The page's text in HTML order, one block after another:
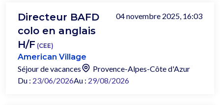
Directeur BAFD
colo en anglais
H/F (CEE)
04 novembre 2025, 16:03
American Village
Séjour de vacances
Provence-Alpes-Côte d'Azur
Du : 23/06/2026Au : 29/08/2026